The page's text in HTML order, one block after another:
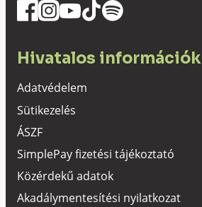
Hivatalos információk
Adatvédelem
Sütikezelés
ÁSZF
SimplePay fizetési tájékoztató
Közérdekű adatok
Akadálymentesítési nyilatkozat